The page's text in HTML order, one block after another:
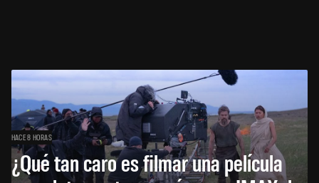
HACE 8 HORAS
¿Qué tan caro es filmar una película